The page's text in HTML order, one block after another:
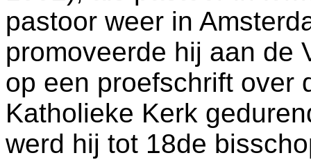
pastoor weer in
promoveerde hij aan de
op een proefschrift over
Katholieke Kerk
werd hij tot 18de